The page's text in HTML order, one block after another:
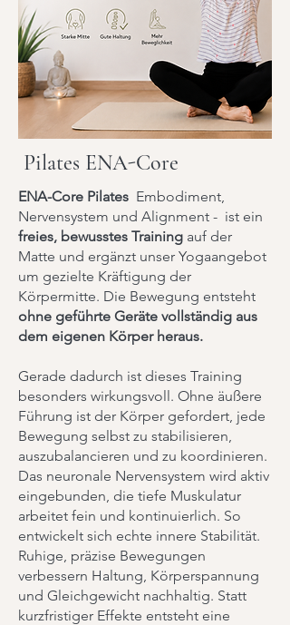
Pilates ENA-Core
ENA-Core Pilates Embodiment,
Nervensystem und Alignment - ist ein
freies, bewusstes Training auf der
Matte und ergänzt unser Yogaangebot
um gezielte Kräftigung der
Körpermitte. Die Bewegung entsteht
ohne geführte Geräte vollständig aus
dem eigenen Körper heraus.
Gerade dadurch ist dieses Training
besonders wirkungsvoll. Ohne äußere
Führung ist der Körper gefordert, jede
Bewegung selbst zu stabilisieren,
auszubalancieren und zu koordinieren.
Das neuronale Nervensystem wird aktiv
eingebunden, die tiefe Muskulatur
arbeitet fein und kontinuierlich. So
entwickelt sich echte innere Stabilität.
Ruhige, präzise Bewegungen
verbessern Haltung, Körperspannung
und Gleichgewicht nachhaltig. Statt
kurzfristiger Effekte entsteht eine